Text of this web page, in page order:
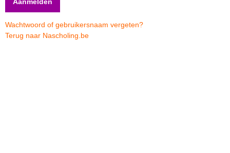
Wachtwoord of gebruikersnaam vergeten?
Terug naar Nascholing.be